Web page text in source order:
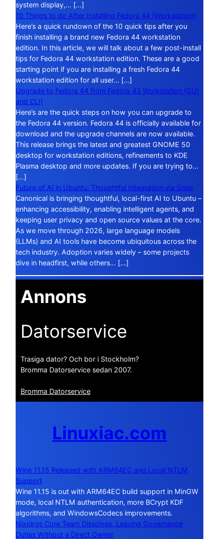
system display,… […]
10 Things to do After Installing Fedora 44 (Workstation)
Here’s a quick rundown of the 10 quick tips after you
finish installing a brand new Fedora 44 workstation
edition. In this article, we will talk about a few post-install
tips for Fedora 44 workstation edition. These are a good
starting point if you are installing a fresh Fedora 44
workstation edition for all user… […]
Upgrade to Fedora 44 from Fedora 43 Workstation (GUI
and CLI)
Here’s are the quick steps on how you can upgrade to
the Fedora 44 version. Fedora 44 is officially available for
download and the upgrade channels are now available.
This release brings the latest and greatest GNOME 50
desktop for workstation editions, refinements to KDE
Plasma desktop and more updates. If you are trying to…
[…]
Future of AI in Ubuntu: Thoughtful Integration via Snap
Canonical is bringing thoughtful, local-first AI to Ubuntu –
enhancing accessibility, enabling intelligent agents, and
keeping user privacy and open source values at the core.
As we move through 2026, large language models
(LLMs) and AI tools have become ubiquitous across the
tech industry. Adoption varies widely – some projects
dive in headfirst, while others… […]
Annons
Datorservice
Trasiga dator? Och bor i Stockholm?
Bromma Datorservice sedan 2007.
Bromma Datorservice
Linuxiac.com
Wine 11.15 Released with ARM64EC and Local NTLM
Support
Wine 11.15 is out with ARM64EC build support in MinGW
mode, local NTLM authentication, more BCrypt KDF
algorithms, and WindowsCodecs improvements.
Nixpkgs Core Team Dissolves, Leaving Governance
Duties Without a Direct Owner